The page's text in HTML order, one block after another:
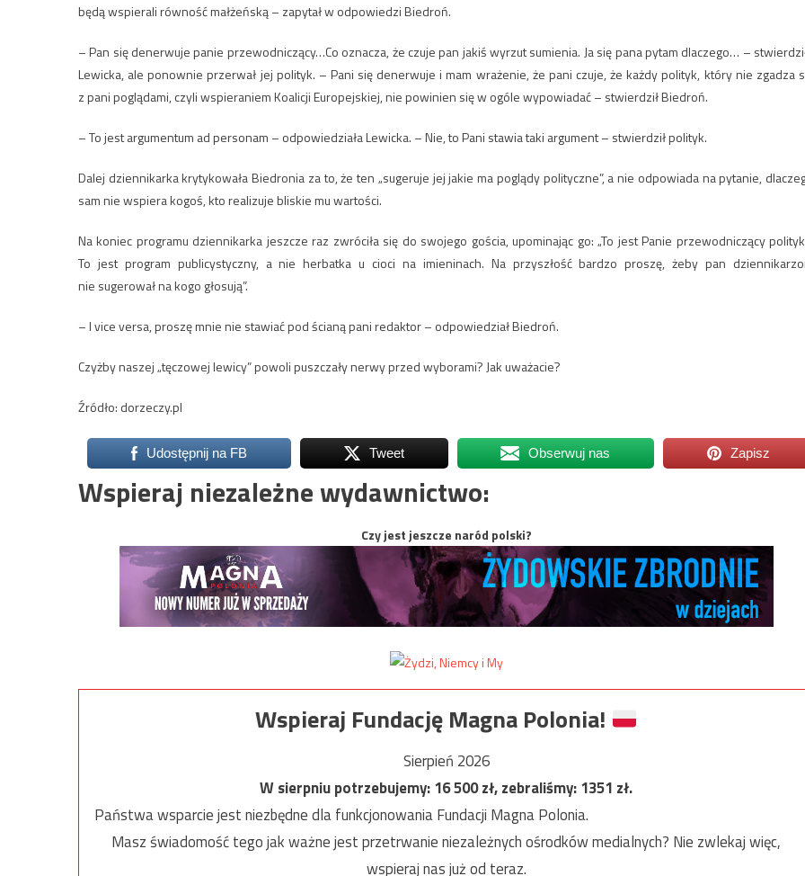
będą wspierali równość małżeńską – zapytał w odpowiedzi Biedroń.
– Pan się denerwuje panie przewodniczący…Co oznacza, że czuje pan jakiś wyrzut sumienia. Ja się pana pytam dlaczego… –
Lewicka, ale ponownie przerwał jej polityk. – Pani się denerwuje i mam wrażenie, że pani czuje, że każdy polityk, który nie zgadza
z pani poglądami, czyli wspieraniem Koalicji Europejskiej, nie powinien się w ogóle wypowiadać – stwierdził Biedroń.
– To jest argumentum ad personam – odpowiedziała Lewicka. – Nie, to Pani stawia taki argument – stwierdził polityk.
Dalej dziennikarka krytykowała Biedronia za to, że ten „sugeruje jej jakie ma poglądy polityczne”, a nie odpowiada na pytanie,
sam nie wspiera kogoś, kto realizuje bliskie mu wartości.
Na koniec programu dziennikarka jeszcze raz zwróciła się do swojego gościa, upominając go: „To jest Panie przewodniczący
To jest program publicystyczny, a nie herbatka u cioci na imieninach. Na przyszłość bardzo proszę, żeby pan
nie sugerował na kogo głosują”.
– I vice versa, proszę mnie nie stawiać pod ścianą pani redaktor – odpowiedział Biedroń.
Czyżby naszej „tęczowej lewicy” powoli puszczały nerwy przed wyborami? Jak uważacie?
Źródło: dorzeczy.pl
Udostępnij na FB Tweet Obserwuj nas Zapisz
Wspieraj niezależne wydawnictwo:
Czy jest jeszcze naród polski?
Wspieraj Fundację Magna Polonia!
Sierpień 2026
W sierpniu potrzebujemy:16 500zł, zebraliśmy:1351 zł.
Państwa wsparcie jest niezbędne dla funkcjonowania Fundacji Magna Polonia.
Masz świadomość tego jak ważne jest przetrwanie niezależnych ośrodków medialnych? Nie zwlekaj więc,
wspieraj nas już od teraz.